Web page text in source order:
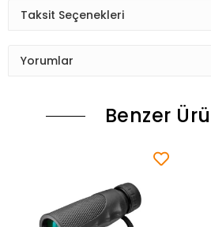
Taksit Seçenekleri
Yorumlar
Benzer